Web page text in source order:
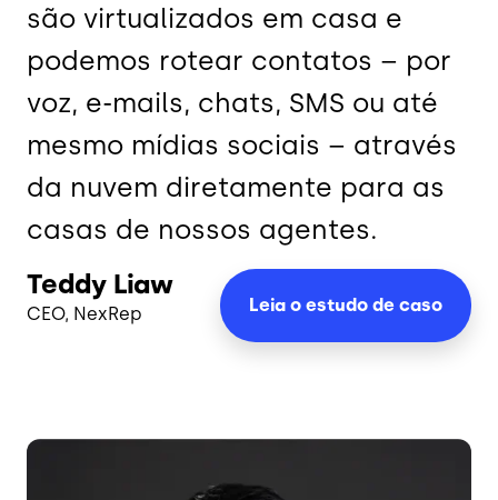
são virtualizados em casa e
podemos rotear contatos – por
voz, e-mails, chats, SMS ou até
mesmo mídias sociais – através
da nuvem diretamente para as
casas de nossos agentes.
Teddy Liaw
CEO, NexRep Leia o estudo de caso
Imagem